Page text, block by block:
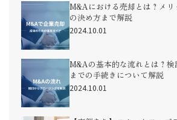
M&Aにおける売却とは？メ
の決め方まで解説
2024.10.01
M&Aの基本的な流れとは？
までの手続きについて解説
2024.10.01